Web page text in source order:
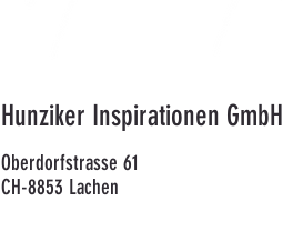
Hunziker Inspirationen GmbH
Oberdorfstrasse 61
CH-8853 Lachen